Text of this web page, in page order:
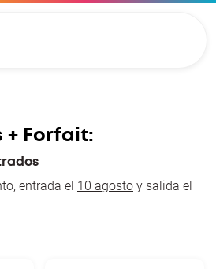
Forfait:
entrada el 10 agosto y salida el